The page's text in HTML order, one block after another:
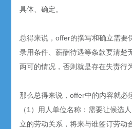
具体、确定。
总得来说，offer的撰写和确立需要
录用条件、薪酬待遇等条款要清楚
两可的情况，否则就是存在失责行
那么总得来说，offer中的内容就必
（1）用人单位名称：需要让候选
立的劳动关系，将来与谁签订劳动